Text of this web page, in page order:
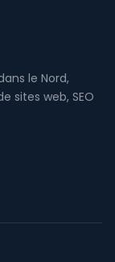
le Nord,
sites web, SEO